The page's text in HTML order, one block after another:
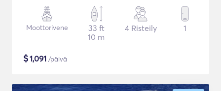
Moottorivene
33 ft
10 m
4 Risteily 1
$1,091 /päivä